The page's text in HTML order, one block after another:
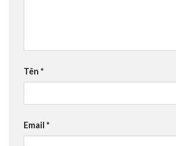
Tên *
Email *